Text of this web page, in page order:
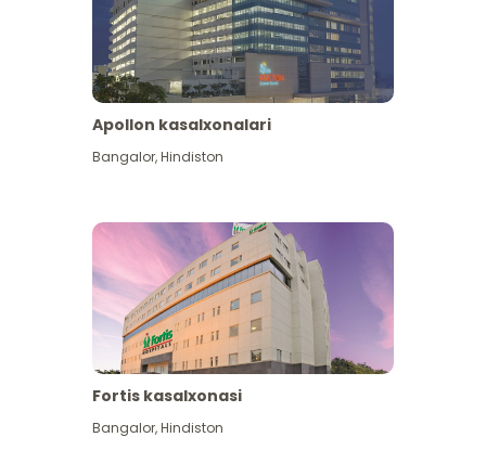
Apollon kasalxonalari
Bangalor,Hindiston
Fortis kasalxonasi
Bangalor,Hindiston